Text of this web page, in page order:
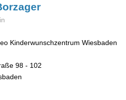
Kinderwunschzentrum Wiesbaden
98 - 102